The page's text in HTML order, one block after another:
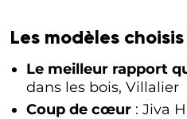
Les modèles
Le meilleur rapport
dans les bois, Villalier
Coup de cœur : Jiva